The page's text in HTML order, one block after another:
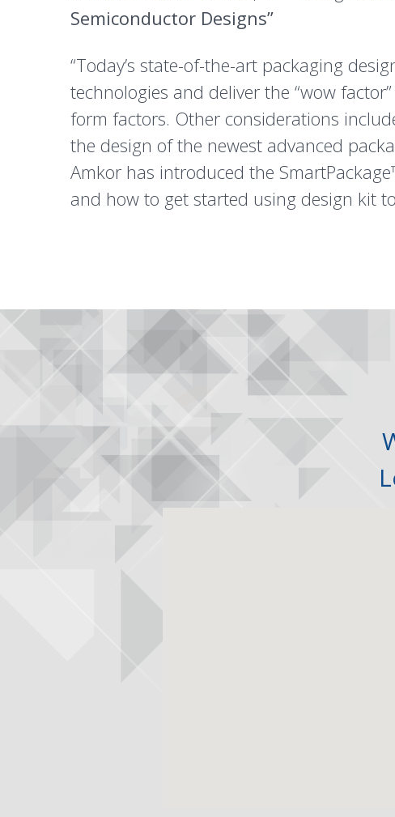
Semiconductor Designs”
“Today’s state-of-the-art packaging
technologies and deliver the “wow
form factors. Other considerations
the design of the newest advanced
Amkor has introduced the SmartPackage
and how to get started using design kit